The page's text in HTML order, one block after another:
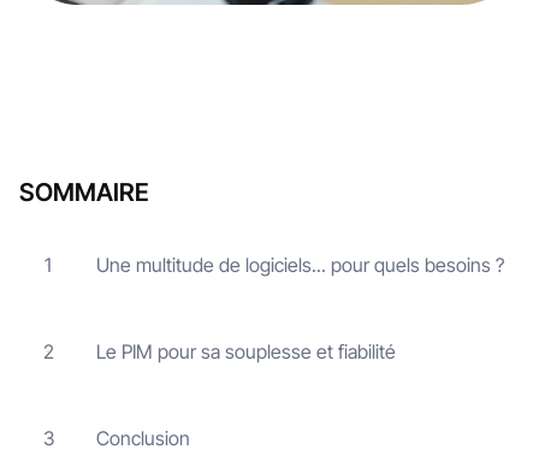
SOMMAIRE
1 Une multitude de logiciels... pour quels besoins ?
2 Le PIM pour sa souplesse et fiabilité
3 Conclusion